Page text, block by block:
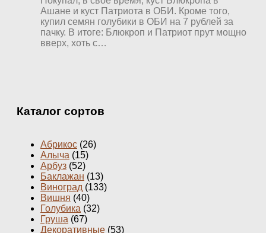
Ашане и куст Патриота в ОБИ. Кроме того,
купил семян голубики в ОБИ на 7 рублей за
пачку. В итоге: Блюкроп и Патриот прут мощно
вверх, хоть с…
Каталог сортов
Абрикос (26)
Алыча (15)
Арбуз (52)
Баклажан (13)
Виноград (133)
Вишня (40)
Голубика (32)
Груша (67)
Декоративные (53)